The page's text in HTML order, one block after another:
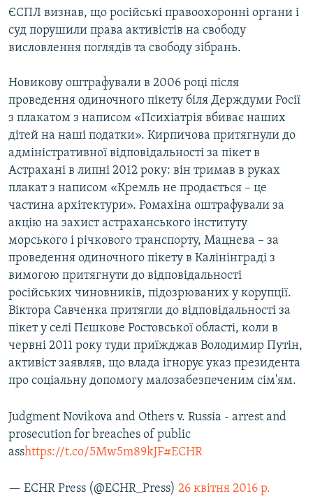
ЄСПЛ визнав, що російські правоохоронні органи і
суд порушили права активістів на свободу
висловлення поглядів та свободу зібрань.
Новикову оштрафували в 2006 році після
проведення одиночного пікету біля Держдуми Росії
з плакатом з написом «Психіатрія вбиває наших
дітей на наші податки». Кирпичова притягнули до
адміністративної відповідальності за пікет в
Астрахані в липні 2012 року: він тримав в руках
плакат з написом «Кремль не продається – це
частина архітектури». Ромахіна оштрафували за
акцію на захист астраханського інституту
морського і річкового транспорту, Мацнева – за
проведення одиночного пікету в Калінінграді з
вимогою притягнути до відповідальності
російських чиновників, підозрюваних у корупції.
Віктора Савченка притягли до відповідальності за
пікет у селі Пєшкове Ростовської області, коли в
червні 2011 року туди приїжджав Володимир Путін,
активіст заявляв, що влада ігнорує указ президента
про соціальну допомогу малозабезпеченим сім'ям.
Judgment Novikova and Others v. Russia - arrest and
prosecution for breaches of public
asshttps://t.co/5Mw5m89kJF#ECHR
— ECHR Press (@ECHR_Press) 26 квітня 2016 р.